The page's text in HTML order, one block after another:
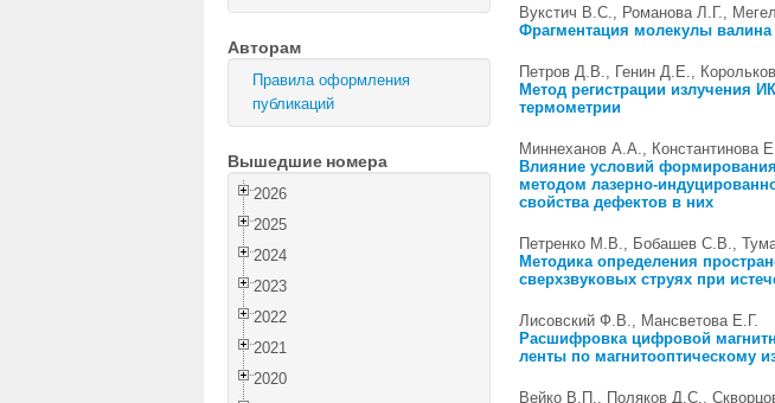
Авторам
Правила оформления
публикаций
Вышедшие номера
2026
2025
2024
2023
2022
2021
2020
Вукстич В.С., Романова Л.Г.,
Фрагментация молекулы
Петров Д.В., Генин Д.Е.,
Метод регистрации излучения
термометрии
Миннеханов А.А., Константинова
Влияние условий
методом лазерно-
свойства дефектов в них
Петренко М.В., Бобашев С.В.,
Методика определения
сверхзвуковых струях при
Лисовский Ф.В., Мансветова Е.Г.
Расшифровка цифровой
ленты по магнитооптическому
Вейко В.П., Поляков Д.С.,